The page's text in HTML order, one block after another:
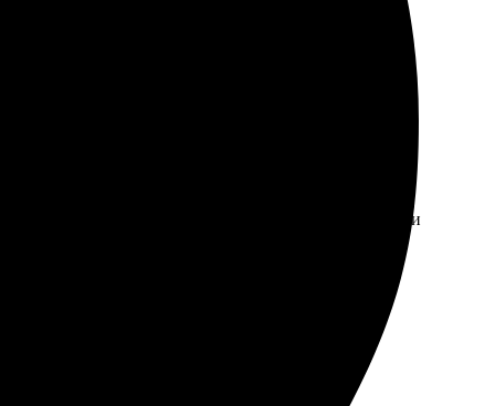
заказа быстрое и понятное. Сотрудники помогли с
всем!
с менеджером для уточнения деталей, все объяснили
от результата. Рекомендую.